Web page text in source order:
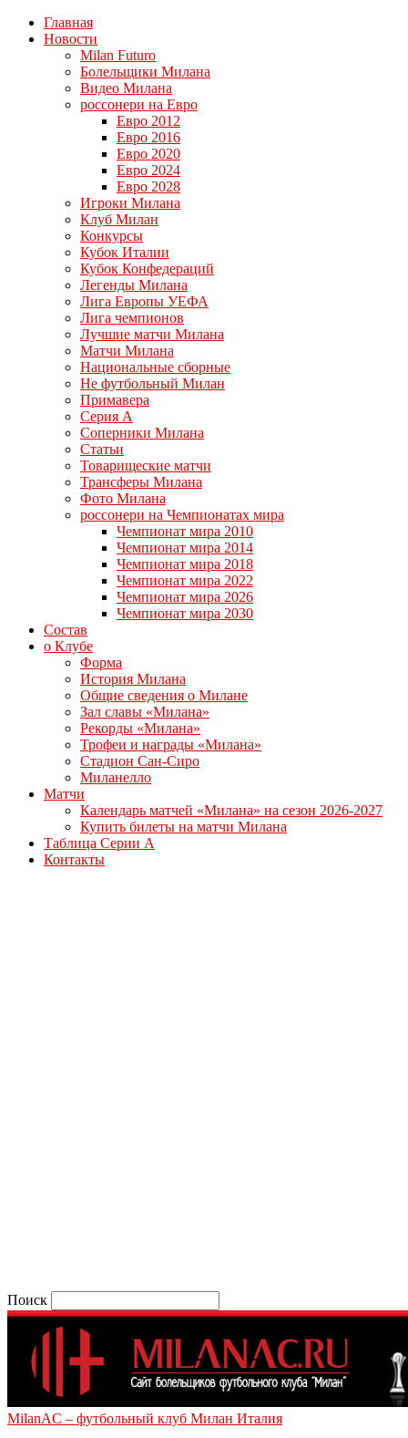
Главная
Новости
Milan Futuro
Болельщики Милана
Видео Милана
россонери на Евро
Евро 2012
Евро 2016
Евро 2020
Евро 2024
Евро 2028
Игроки Милана
Клуб Милан
Конкурсы
Кубок Италии
Кубок Конфедераций
Легенды Милана
Лига Европы УЕФА
Лига чемпионов
Лучшие матчи Милана
Матчи Милана
Национальные сборные
Не футбольный Милан
Примавера
Серия А
Соперники Милана
Статьи
Товарищеские матчи
Трансферы Милана
Фото Милана
россонери на Чемпионатах мира
Чемпионат мира 2010
Чемпионат мира 2014
Чемпионат мира 2018
Чемпионат мира 2022
Чемпионат мира 2026
Чемпионат мира 2030
Состав
о Клубе
Форма
История Милана
Общие сведения о Милане
Зал славы «Милана»
Рекорды «Милана»
Трофеи и награды «Милана»
Стадион Сан-Сиро
Миланелло
Матчи
Календарь матчей «Милана» на сезон 2026-2027
Купить билеты на матчи Милана
Таблица Серии А
Контакты
Поиск
MilanAC – футбольный клуб Милан Италия